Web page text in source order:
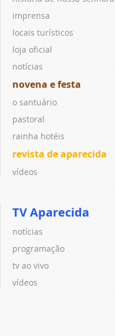
imprensa
locais turísticos
loja oficial
notícias
novena e festa
o santuário
pastoral
rainha hotéis
revista de aparecida
vídeos
TV Aparecida
notícias
programação
tv ao vivo
vídeos